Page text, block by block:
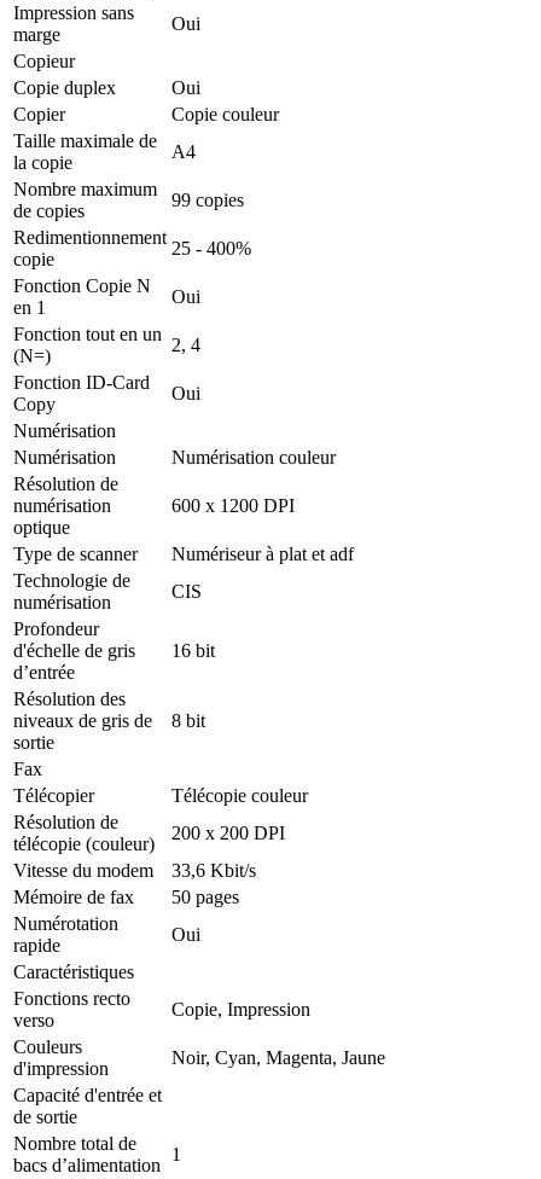
Impression sans
marge
Oui
Copieur
Copie duplex
Oui
Copier
Copie couleur
Taille maximale de
la copie
A4
Nombre maximum
de copies
99 copies
Redimentionnement
copie
25 - 400%
Fonction Copie N
en 1
Oui
Fonction tout en un
(N=)
2, 4
Fonction ID-Card
Copy
Oui
Numérisation
Numérisation
Numérisation couleur
Résolution de
numérisation
optique
600 x 1200 DPI
Type de scanner
Numériseur à plat et adf
Technologie de
numérisation
CIS
Profondeur
d'échelle de gris
d’entrée
16 bit
Résolution des
niveaux de gris de
sortie
8 bit
Fax
Télécopier
Télécopie couleur
Résolution de
télécopie (couleur)
200 x 200 DPI
Vitesse du modem
33,6 Kbit/s
Mémoire de fax
50 pages
Numérotation
rapide
Oui
Caractéristiques
Fonctions recto
verso
Copie, Impression
Couleurs
d'impression
Noir, Cyan, Magenta, Jaune
Capacité d'entrée et
de sortie
Nombre total de
bacs d’alimentation
1